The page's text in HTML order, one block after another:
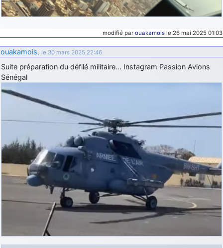
modifié par ouakamois le 26 mai 2025 01:03
ouakamois, le 30 mars 2025 22:46
Suite préparation du défilé militaire… Instagram Passion Avions
Sénégal